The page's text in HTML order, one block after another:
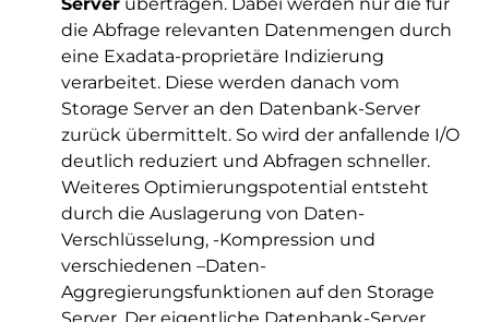
die Abfrage relevanten Datenmengen durch
eine Exadata-proprietäre Indizierung
verarbeitet. Diese werden danach vom
Storage Server an den Datenbank-Server
zurück übermittelt. So wird der anfallende I/O
deutlich reduziert und Abfragen schneller.
Weiteres Optimierungspotential entsteht
durch die Auslagerung von Daten-
Verschlüsselung, -Kompression und
verschiedenen –Daten-
Aggregierungsfunktionen auf den Storage
Server. Der eigentliche Datenbank-Server